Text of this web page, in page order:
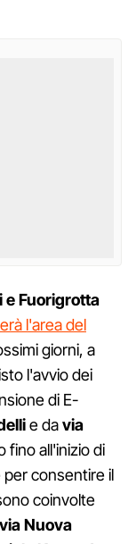
e Fuorigrotta
l'area del
giorni, a
l'avvio dei
di E-
e davia
fino all'inizio di
consentire il
coinvolte
Nuova